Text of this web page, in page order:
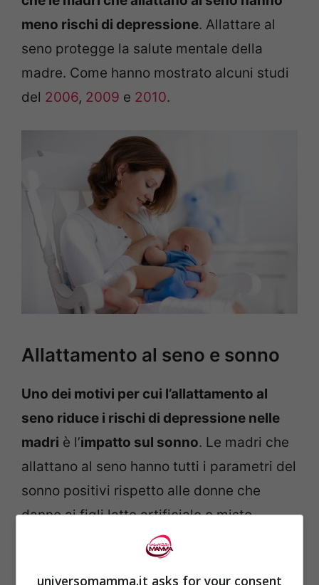
meno rischi di depressione. Allattare al
seno protegge la salute mentale della
madre. Come hanno mostrato alcuni studi
del 2006, 2009 e 2010.
Allattamento al seno e sonno
Uno dei motivi per cui l’allattamento al
seno riduce i rischi di depressione nelle
madri è l’impatto sul sonno. Le madri che
allattano al seno hanno tutti i parametri del
sonno positivi rispetto alle donne che
danno ai figli latte artificiale o misto.
universomamma.it asks for your consent